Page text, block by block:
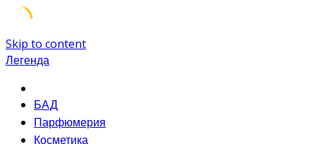
Skip to content
Легенда
БАД
Парфюмерия
Косметика